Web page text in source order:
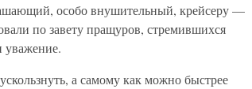
особо внушительный, крейсеру —
по завету пращуров, стремившихся
уважение.
а самому как можно быстрее